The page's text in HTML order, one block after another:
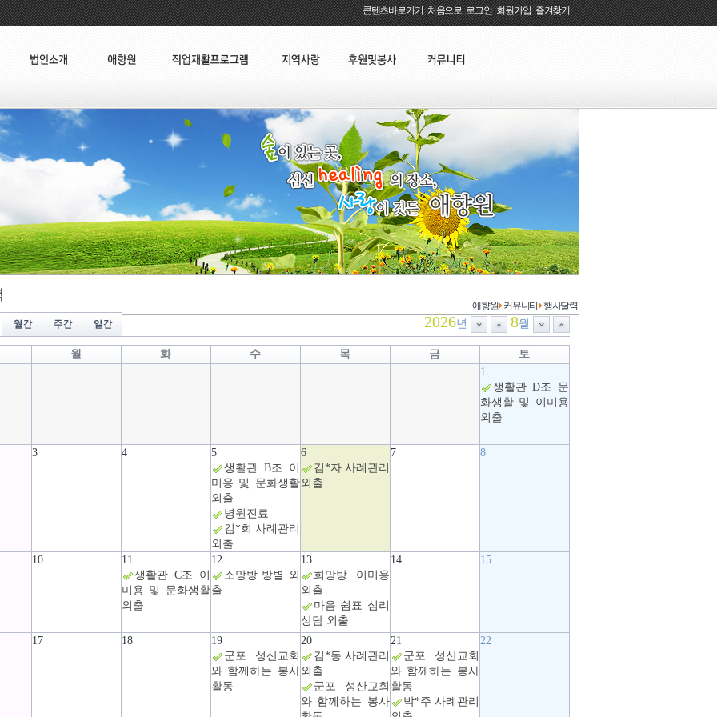
콘텐츠바로가기:처음으로:로그인:회원가입:즐겨찾기
애향원 커뮤니티 행사달력
2026년 8월
월 화 수 목 금
토
1
생활관 D조 문
화생활 및 이미용
외출
3 4
5
생활관 B조 이
미용 및 문화생활
외출
병원진료
김*희 사례관리
외출
6
김*자 사례관리
외출
7 8
10
11
생활관 C조 이
미용 및 문화생활
외출
12
소망방 방별 외
출
13
희망방 이미용
외출
마음 쉼표 심리
상담 외출
14 15
17 18
19
군포 성산교회
와 함께하는 봉사
활동
20
김*동 사례관리
외출
군포 성산교회
와 함께하는 봉사
21
군포 성산교회
와 함께하는 봉사
활동
박*주 사례관리
22